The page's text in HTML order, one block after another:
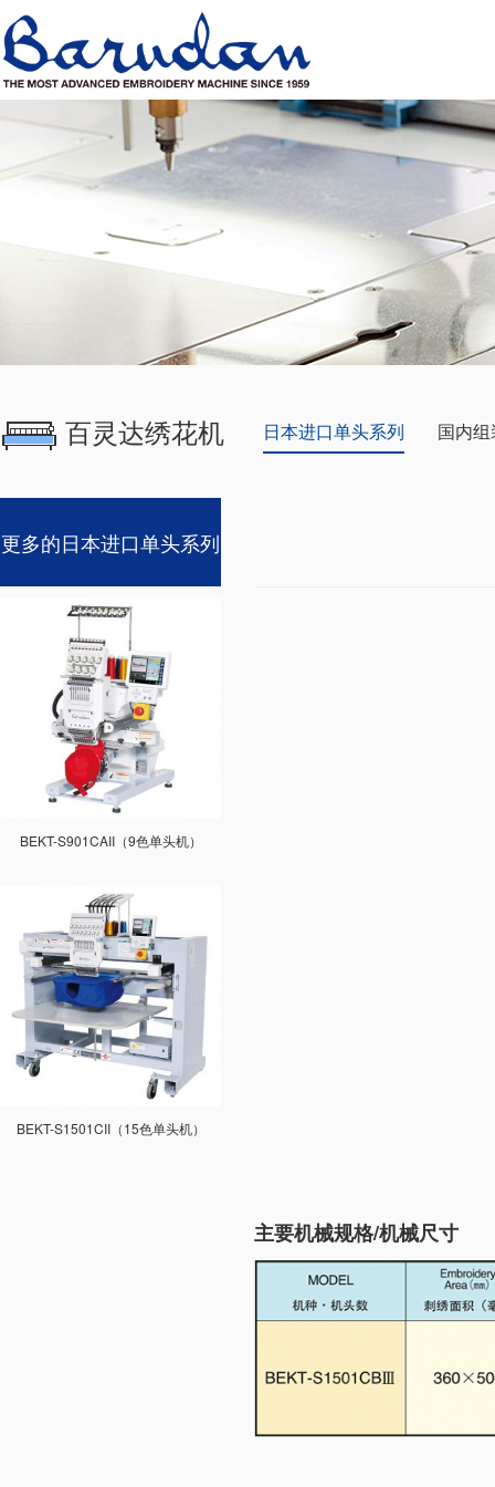
百灵达绣花机 日本进口单头系列 国内
更多的日本进口单头系列
BEKT-S901CAII（9色单头机）
BEKT-S1501CII（15色单头机）
主要机械规格/机械尺寸